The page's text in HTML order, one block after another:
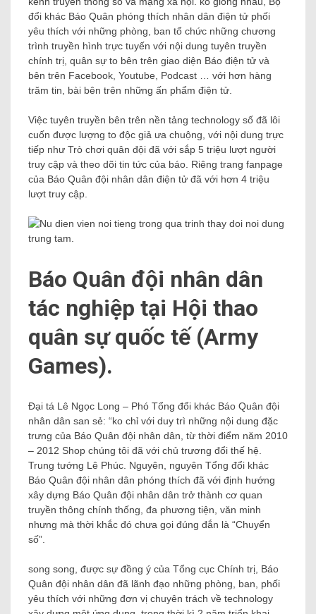
đổi khác Báo Quân phóng thích nhân dân điện tử phối
yêu thích với những phòng, ban tổ chức những chương
trình truyền hình trực tuyến với nội dung tuyên truyền
chính trị, quân sự to bên trên giao diện Báo điện tử và
bên trên Facebook, Youtube, Podcast … với hơn hàng
trăm tin, bài bên trên những ấn phẩm điện tử.
Việc tuyên truyền bên trên nền tảng technology số đã lôi
cuốn được lượng to độc giả ưa chuộng, với nội dung trực
tiếp như Trò chơi quân đội đã với sắp 5 triệu lượt người
truy cập và theo dõi tin tức của báo. Riêng trang fanpage
của Báo Quân đội nhân dân điện tử đã với hơn 4 triệu
lượt truy cập.
Báo Quân đội nhân dân
tác nghiệp tại Hội thao
quân sự quốc tế (Army
Games).
Đại tá Lê Ngọc Long – Phó Tổng đổi khác Báo Quân đội
nhân dân san sẻ: “ko chỉ với duy trì những nội dung đặc
trưng của Báo Quân đội nhân dân, từ thời điểm năm 2010
– 2012 Shop chúng tôi đã với chủ trương đổi thế hệ.
Trung tướng Lê Phúc. Nguyên, nguyên Tổng đổi khác
Báo Quân đội nhân dân phóng thích đã với định hướng
xây dựng Báo Quân đội nhân dân trở thành cơ quan
truyền thông chính thống, đa phương tiện, văn minh
nhưng mà thời khắc đó chưa gọi đúng đắn là “Chuyển
số”.
song song, được sự đồng ý của Tổng cục Chính trị, Báo
Quân đội nhân dân đã lãnh đạo những phòng, ban, phối
yêu thích với những đơn vị chuyên trách về technology